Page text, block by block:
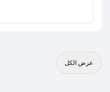
عرض الكل